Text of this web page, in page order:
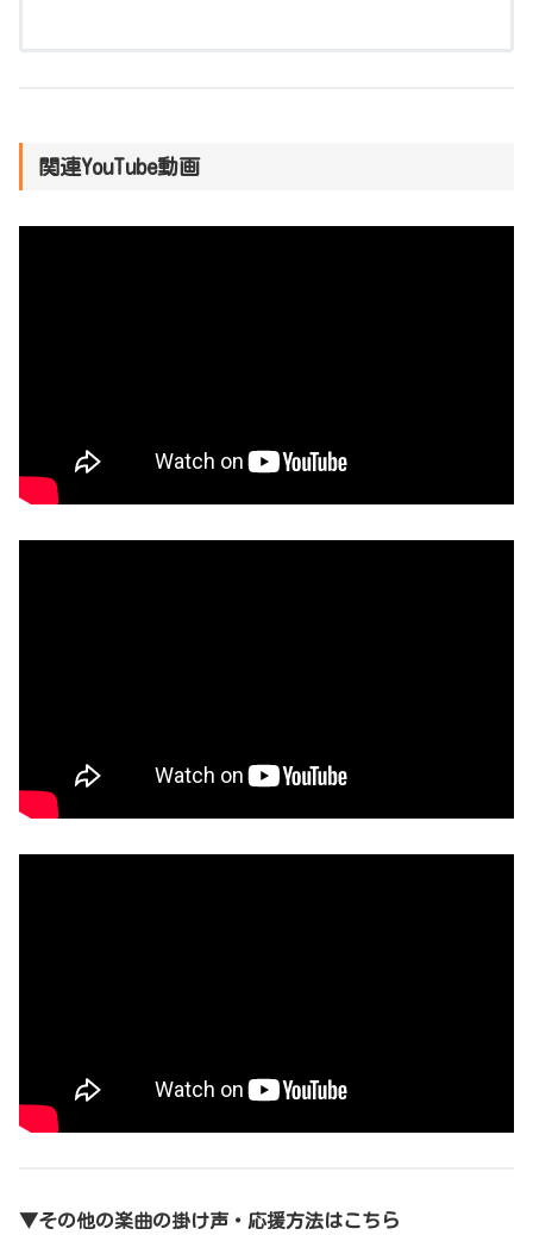
関連YouTube動画
▼その他の楽曲の掛け声・応援方法はこちら